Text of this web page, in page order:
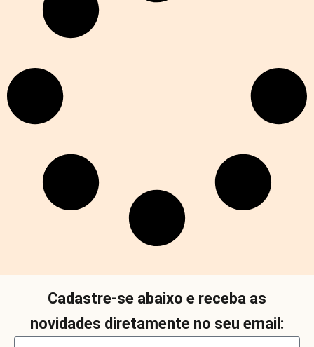
Cadastre-se abaixo e receba as
novidades diretamente no seu email: